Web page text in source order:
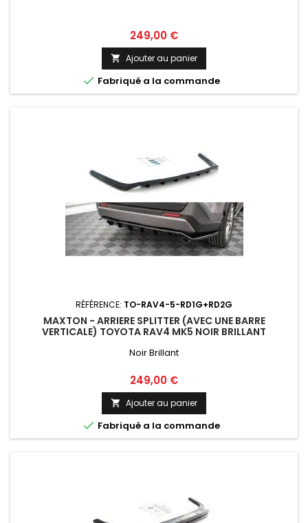
Prix
249,00 €
 Ajouter au panier
 Fabriqué a la commande
RÉFÉRENCE: TO-RAV4-5-RD1G+RD2G
MAXTON - ARRIERE SPLITTER (AVEC UNE BARRE
VERTICALE) TOYOTA RAV4 MK5 NOIR BRILLANT
Noir Brillant
Prix
249,00 €
 Ajouter au panier
 Fabriqué a la commande